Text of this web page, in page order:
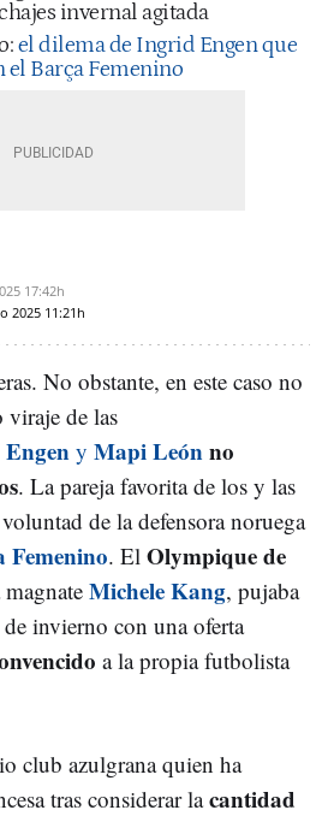
invernal agitada
el dilema de Ingrid Engen que
el Barça Femenino
17:42h
2025 11:21h
No obstante, en este caso no
viraje de las
y Mapi Leónno
. La pareja favorita de los y las
de la defensora noruega
Femenino. El Olympique de
Michele Kang, pujaba
invierno con una oferta
a la propia futbolista
club azulgrana quien ha
tras considerar lacantidad